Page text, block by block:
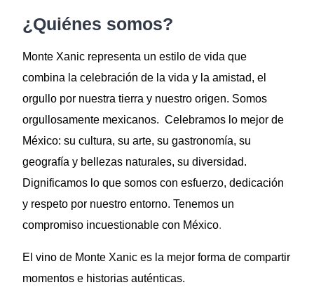
¿Quiénes somos?
Monte Xanic representa un estilo de vida que
combina la celebración de la vida y la amistad, el
orgullo por nuestra tierra y nuestro origen. Somos
orgullosamente mexicanos. Celebramos lo mejor de
México: su cultura, su arte, su gastronomía, su
geografía y bellezas naturales, su diversidad.
Dignificamos lo que somos con esfuerzo, dedicación
y respeto por nuestro entorno. Tenemos un
compromiso incuestionable con México.
El vino de Monte Xanic es la mejor forma de compartir
momentos e historias auténticas.